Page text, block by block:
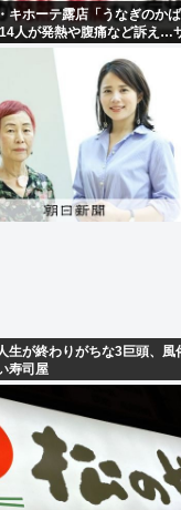
キホーテ露店「うなぎのか
人が発熱や腹痛など訴え…
生が終わりがちな3巨頭、風
寿司屋